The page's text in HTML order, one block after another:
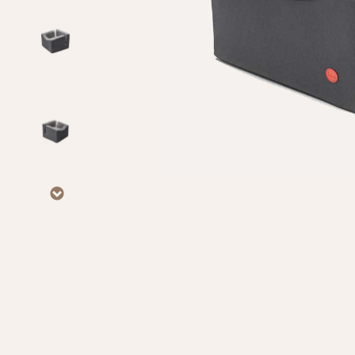
Личные данные
Вам